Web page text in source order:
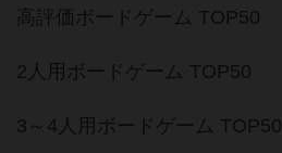
高評価ボードゲーム TOP50
2人用ボードゲーム TOP50
3～4人用ボードゲーム TOP50